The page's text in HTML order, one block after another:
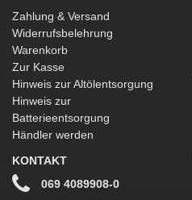
Zahlung & Versand
Widerrufsbelehrung
Warenkorb
Zur Kasse
Hinweis zur Altölentsorgung
Hinweis zur
Batterieentsorgung
Händler werden
KONTAKT
069 4089908-0